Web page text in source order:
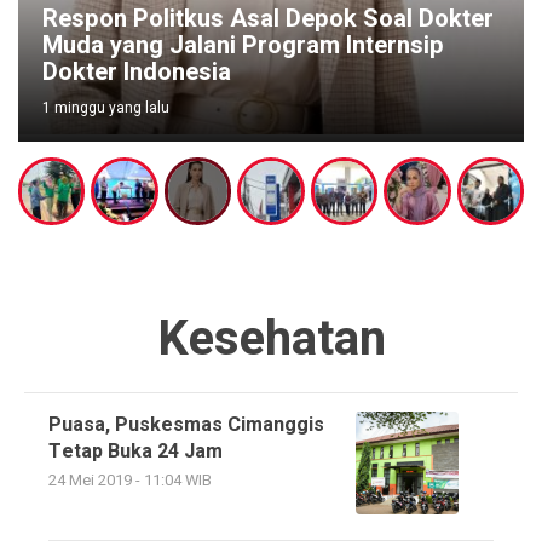
Respon Politkus Asal Depok Soal Dokter
Muda yang Jalani Program Internsip
Dokter Indonesia
1 minggu yang lalu
Kesehatan
Puasa, Puskesmas Cimanggis
Tetap Buka 24 Jam
24 Mei 2019 - 11:04 WIB